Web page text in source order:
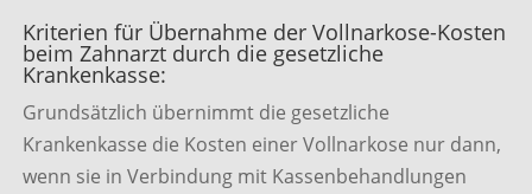
Kriterien für Übernahme der Vollnarkose-Kosten
beim Zahnarzt durch die gesetzliche
Krankenkasse:
Grundsätzlich übernimmt die gesetzliche
Krankenkasse die Kosten einer Vollnarkose nur dann,
wenn sie in Verbindung mit Kassenbehandlungen